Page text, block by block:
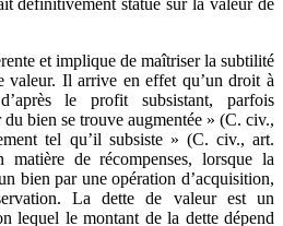
définitivement statué sur la valeur de
et implique de maîtriser la subtilité
valeur. Il arrive en effet qu’un droit à
le profit subsistant, parfois
bien se trouve augmentée » (C. civ.,
tel qu’il subsiste » (C. civ., art.
de récompenses, lorsque la
bien par une opération d’acquisition,
La dette de valeur est un
lequel le montant de la dette dépend